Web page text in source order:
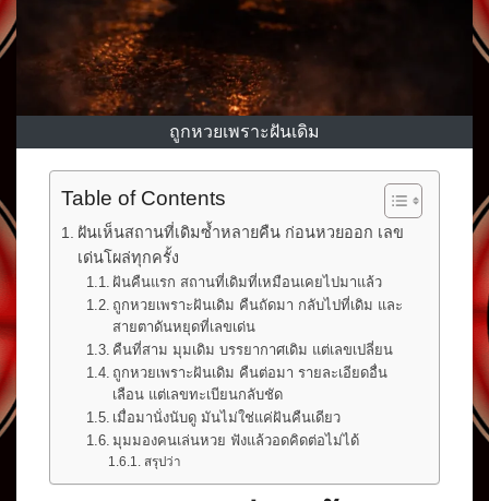
ถูกหวยเพราะฝันเดิม
Table of Contents
ฝันเห็นสถานที่เดิมซ้ำหลายคืน ก่อนหวยออก เลข
เด่นโผล่ทุกครั้ง
ฝันคืนแรก สถานที่เดิมที่เหมือนเคยไปมาแล้ว
ถูกหวยเพราะฝันเดิม คืนถัดมา กลับไปที่เดิม และ
สายตาดันหยุดที่เลขเด่น
คืนที่สาม มุมเดิม บรรยากาศเดิม แต่เลขเปลี่ยน
ถูกหวยเพราะฝันเดิม คืนต่อมา รายละเอียดอื่น
เลือน แต่เลขทะเบียนกลับชัด
เมื่อมานั่งนับดู มันไม่ใช่แค่ฝันคืนเดียว
มุมมองคนเล่นหวย ฟังแล้วอดคิดต่อไม่ได้
สรุปว่า